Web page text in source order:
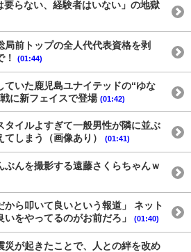
要らない、経験者はいない」の地獄
局前トップの全人代代表資格を剥
！
(01:44)
ていた鹿児島ユナイテッドの“ゆな
に新フェイスで登場 (01:42)
タイルよすぎて一般男性が隣に並ぶ
てしまう（画像あり）
(01:41)
ぶんを撮影する遠藤さくらちゃんｗ
から叩いて良いという報道」 ネット
いをやってるのがお前だろ」
(01:40)
災が起きたことで、人との絆を改め